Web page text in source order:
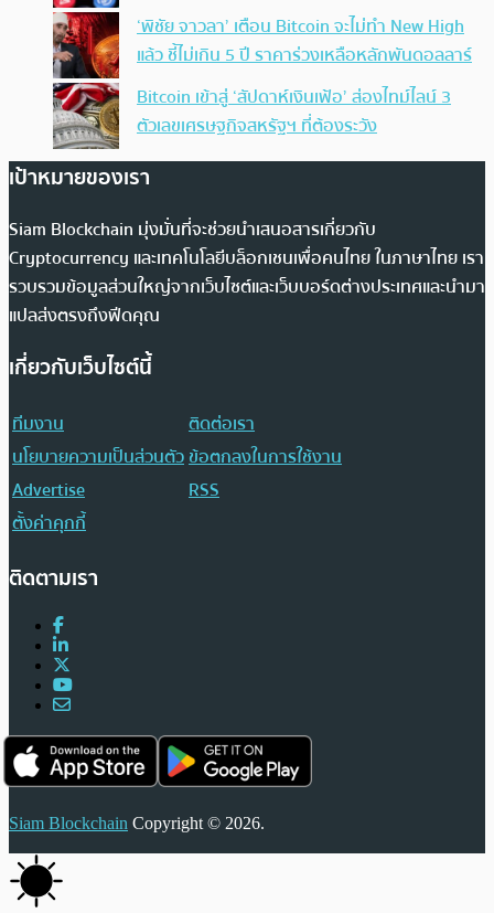
‘พิชัย จาวลา’ เตือน Bitcoin จะไม่ทำ New High
แล้ว ชี้ไม่เกิน 5 ปี ราคาร่วงเหลือหลักพันดอลลาร์
Bitcoin เข้าสู่ ‘สัปดาห์เงินเฟ้อ’ ส่องไทม์ไลน์ 3
ตัวเลขเศรษฐกิจสหรัฐฯ ที่ต้องระวัง
เป้าหมายของเรา
Siam Blockchain มุ่งมั่นที่จะช่วยนำเสนอสารเกี่ยวกับ
Cryptocurrency และเทคโนโลยีบล็อกเชนเพื่อคนไทย ในภาษาไทย เรา
รวบรวมข้อมูลส่วนใหญ่จากเว็บไซต์และเว็บบอร์ดต่างประเทศและนำมา
แปลส่งตรงถึงฟีดคุณ
เกี่ยวกับเว็บไซต์นี้
ทีมงาน
ติดต่อเรา
นโยบายความเป็นส่วนตัวข้อตกลงในการใช้งาน
Advertise
RSS
ตั้งค่าคุกกี้
ติดตามเรา
Siam Blockchain Copyright © 2026.